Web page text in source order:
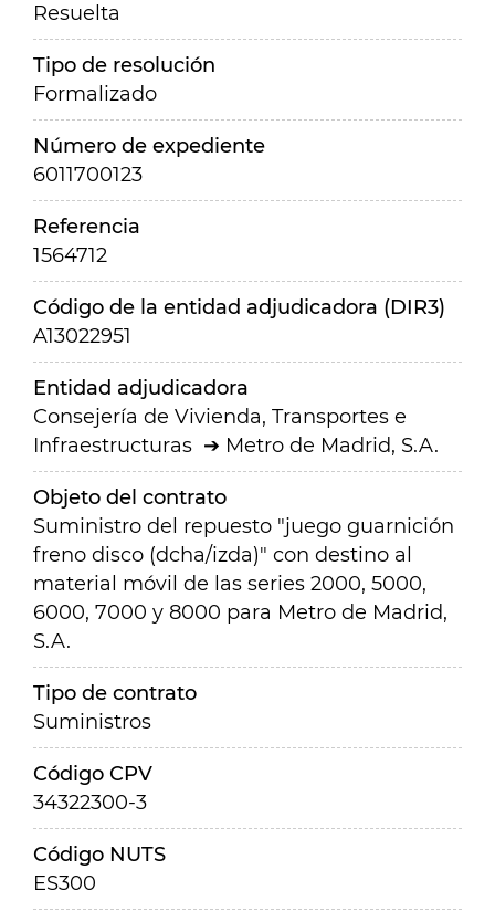
Resuelta
Tipo de resolución
Formalizado
Número de expediente
6011700123
Referencia
1564712
Código de la entidad adjudicadora (DIR3)
A13022951
Entidad adjudicadora
Consejería de Vivienda, Transportes e
Infraestructuras
Metro de Madrid, S.A.
Objeto del contrato
Suministro del repuesto "juego guarnición
freno disco (dcha/izda)" con destino al
material móvil de las series 2000, 5000,
6000, 7000 y 8000 para Metro de Madrid,
S.A.
Tipo de contrato
Suministros
Código CPV
34322300-3
Código NUTS
ES300